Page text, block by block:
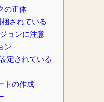
の正体
されている
ョンに注意
ン
定されている
トの作成